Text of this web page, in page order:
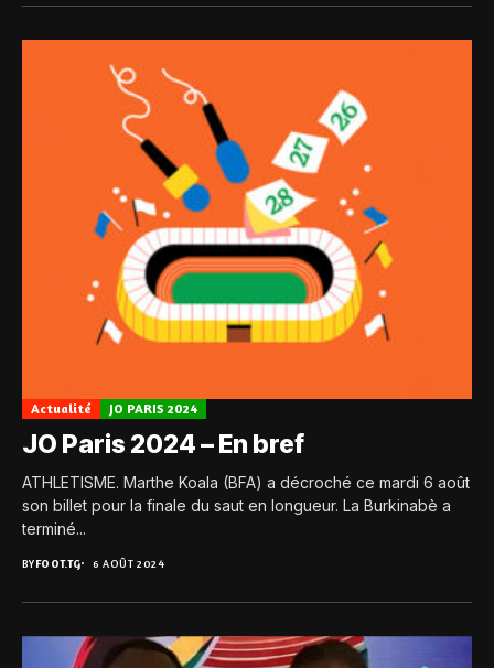
Actualité JO PARIS 2024
JO Paris 2024 – En bref
ATHLETISME. Marthe Koala (BFA) a décroché ce mardi 6 août
son billet pour la finale du saut en longueur. La Burkinabè a
terminé...
BYFOOT.TG 6 AOÛT 2024